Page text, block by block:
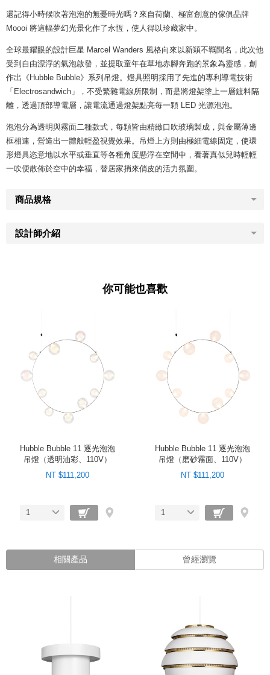
還記得小時候吹著泡泡的無憂時光嗎？來自荷蘭、極富創意的傢俱品牌
Moooi 將這幅夢幻光景化作了永恆，使人得以珍藏家中。
全球最耀眼的設計巨星 Marcel Wanders 風格向來以新穎不羈聞名，此次他
受到自由漂浮的氣泡啟發，並提取童年在草地赤腳奔跑的景象為靈感，創
作出《Hubble Bubble》系列吊燈。燈具照明採用了先進的專利導電技術
「Electrosandwich」，不受繁雜電線所限制，而是將燈架塗上一層鍍料隔
離，透過頂部導電層，讓電流通過燈架點亮每一顆 LED 光源泡泡。
泡泡分為透明與霧面二種款式，每顆皆由精緻口吹玻璃製成，與金屬薄邊
框相連，營造出一體般輕盈視覺效果。吊燈上方則由極細電線固定，使環
形燈具恣意地以水平或垂直等各種角度懸浮在空間中，看著真似兒時輕輕
一吹便散佈於空中的幸福，替居家捎來俏皮的活力氛圍。
商品規格
設計師介紹
你可能也喜歡
Hubble Bubble 11 逐光泡泡
吊燈（透明油彩、110V）
NT $111,200
1
Hubble Bubble 11 逐光泡泡
吊燈（磨砂霧面、110V）
NT $111,200
1
相關產品 曾經瀏覽